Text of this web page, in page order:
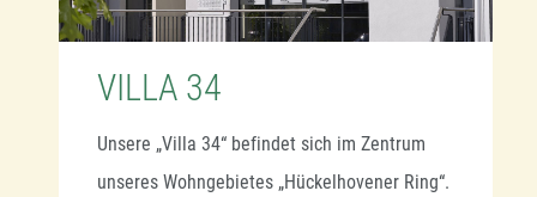
VILLA 34
Unsere „Villa 34“ befindet sich im Zentrum
unseres Wohngebietes „Hückelhovener Ring“.